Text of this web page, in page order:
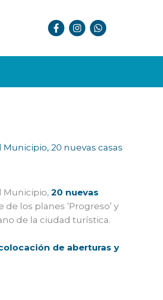
20 nuevas casas
Municipio, 20 nuevas
los planes ‘Progreso’ y
de la ciudad turística.
de aberturas y